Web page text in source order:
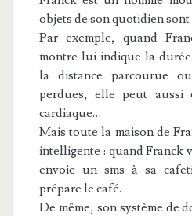
objets de son quotidien sont
Par exemple, quand
montre lui indique la
la distance parcourue
perdues, elle peut aussi
cardiaque…
Mais toute la maison de
intelligente : quand Franck
envoie un sms à sa
prépare le café.
De même, son système de